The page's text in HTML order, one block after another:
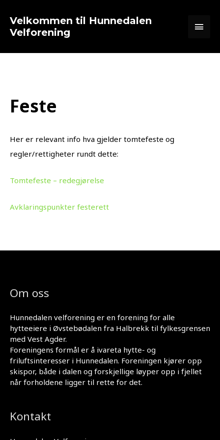
rett
innholdet
Velkommen til Hunnedalen
Velforening
Feste
Her er relevant info hva gjelder tomtefeste og
regler/rettigheter rundt dette:
Tomtefeste – redegjørelse
Avklaringspunkter festerett
Om oss
Hunnedalen velforening er en forening for alle
hytteeiere i Øvstebødalen fra Halbrekk til fylkesgrensen
med Vest Agder.
Foreningens formål er å ivareta hytte- og
friluftsinteresser i Hunnedalen. Foreningen kjører opp
skispor, både i dalen og forskjellige løyper opp i fjellet
når forholdene ligger til rette for det.
Kontakt